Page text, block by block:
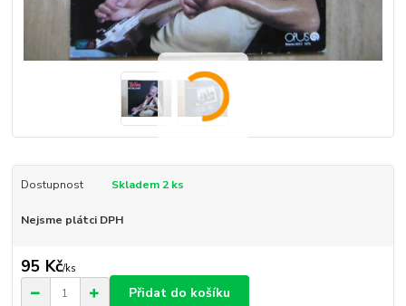
Dostupnost Skladem 2 ks
Nejsme plátci DPH
95 Kč/ks
Přidat do košíku